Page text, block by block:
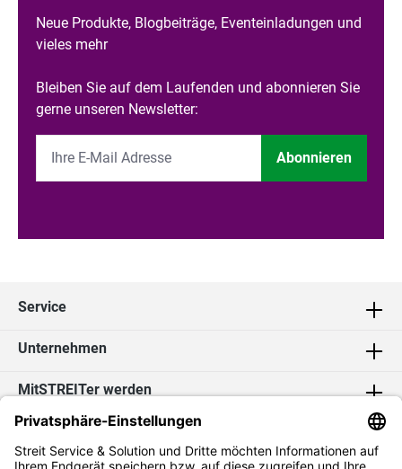
Neue Produkte, Blogbeiträge, Eventeinladungen und
vieles mehr
Bleiben Sie auf dem Laufenden und abonnieren Sie
gerne unseren Newsletter:
Abonnieren
Service
Unternehmen
MitSTREITer werden
Kontakt